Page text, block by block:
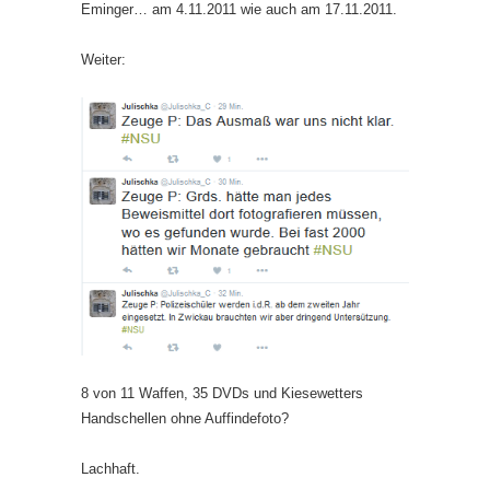
Eminger… am 4.11.2011 wie auch am 17.11.2011.
Weiter:
8 von 11 Waffen, 35 DVDs und Kiesewetters
Handschellen ohne Auffindefoto?
Lachhaft.